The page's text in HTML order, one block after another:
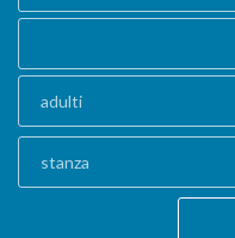
adulti
stanza